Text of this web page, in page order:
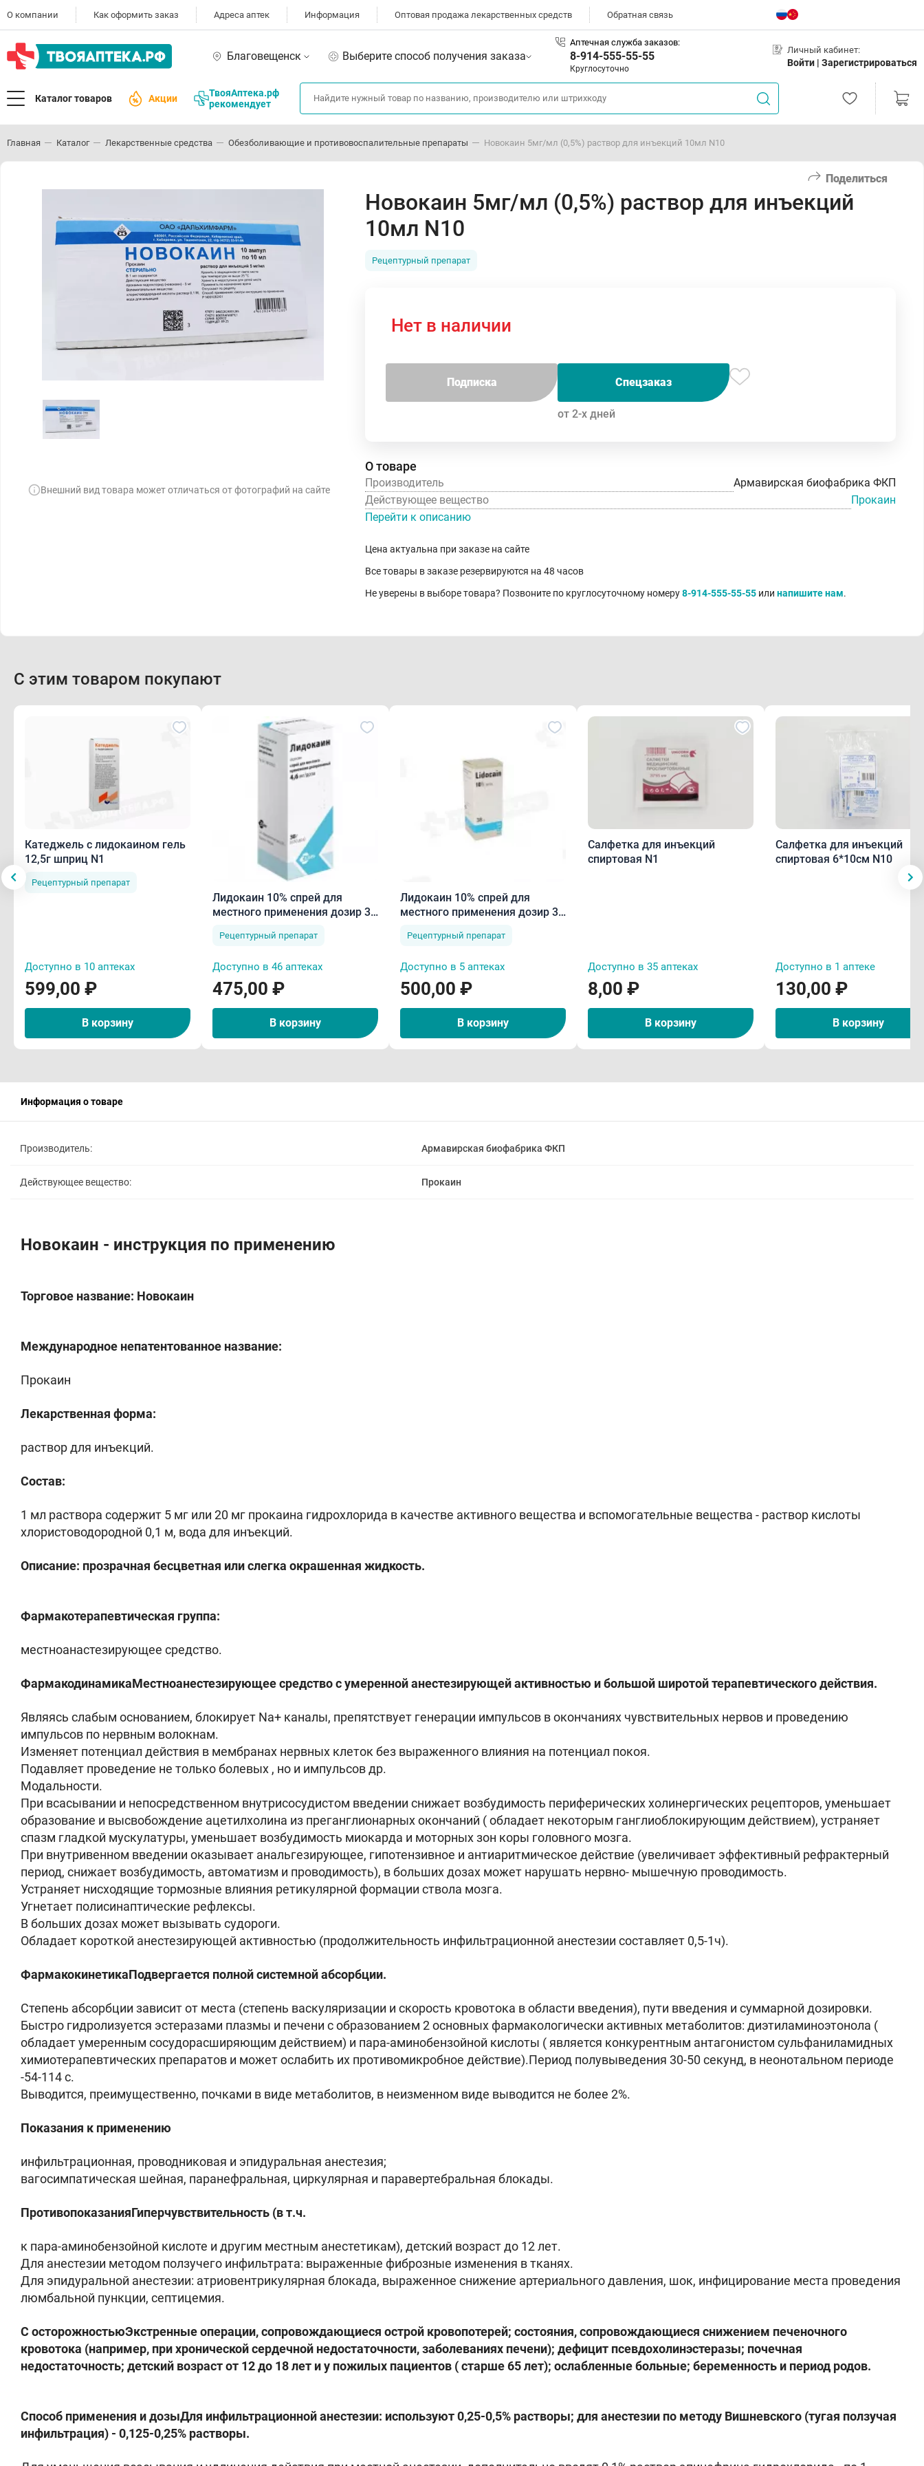
О компании Как оформить заказ Адреса аптек Информация Оптовая продажа лекарственных средств Обратная связь
Благовещенск Выберите способ получения заказа
Аптечная служба заказов:
8-914-555-55-55
Круглосуточно
Личный кабинет:
Войти | Зарегистрироваться
Каталог товаров Акции
ТвояАптека.рф
рекомендует
Главная Каталог Лекарственные средства Обезболивающие и противовоспалительные препараты Новокаин 5мг/мл (0,5%) раствор для инъекций 10мл N10
Поделиться
Внешний вид товара может отличаться от фотографий на сайте
Новокаин 5мг/мл (0,5%) раствор для инъекций
10мл N10
Рецептурный препарат
Нет в наличии
Подписка Спецзаказ
от 2-х дней
О товаре
Производитель
Армавирская биофабрика ФКП
Действующее вещество
Прокаин
Перейти к описанию
Цена актуальна при заказе на сайте
Все товары в заказе резервируются на 48 часов
Не уверены в выборе товара? Позвоните по круглосуточному номеру8-914-555-55-55 или напишите нам.
С этим товаром покупают
Катеджель с лидокаином гель
12,5г шприц N1
Рецептурный препарат
Доступно в 10 аптеках
599,00 ₽
В корзину
Лидокаин 10% спрей для
местного применения дозир 38
Рецептурный препарат
Доступно в 46 аптеках
475,00 ₽
В корзину
Лидокаин 10% спрей для
местного применения дозир 38
Рецептурный препарат
Доступно в 5 аптеках
500,00 ₽
В корзину
Салфетка для инъекций
спиртовая N1
Доступно в 35 аптеках
8,00 ₽
В корзину
Салфетка для инъекций
спиртовая 6*10см N10
Доступно в 1 аптеке
130,00 ₽
В корзину
Информация о товаре
Производитель: Армавирская биофабрика ФКП
Действующее вещество: Прокаин
Новокаин - инструкция по применению
Торговое название: Новокаин
Международное непатентованное название:
Прокаин
Лекарственная форма:
раствор для инъекций.
Состав:
1 мл раствора содержит 5 мг или 20 мг прокаина гидрохлорида в качестве активного вещества и вспомогательные вещества - раствор кислоты
хлористоводородной 0,1 м, вода для инъекций.
Описание: прозрачная бесцветная или слегка окрашенная жидкость.
Фармакотерапевтическая группа:
местноанастезирующее средство.
ФармакодинамикаМестноанестезирующее средство с умеренной анестезирующей активностью и большой широтой терапевтического действия.
Являясь слабым основанием, блокирует Na+ каналы, препятствует генерации импульсов в окончаниях чувствительных нервов и проведению
импульсов по нервным волокнам.
Изменяет потенциал действия в мембранах нервных клеток без выраженного влияния на потенциал покоя.
Подавляет проведение не только болевых , но и импульсов др.
Модальности.
При всасывании и непосредственном внутрисосудистом введении снижает возбудимость периферических холинергических рецепторов, уменьшает
образование и высвобождение ацетилхолина из преганглионарных окончаний ( обладает некоторым ганглиоблокирующим действием), устраняет
спазм гладкой мускулатуры, уменьшает возбудимость миокарда и моторных зон коры головного мозга.
При внутривенном введении оказывает анальгезирующее, гипотензивное и антиаритмическое действие (увеличивает эффективный рефрактерный
период, снижает возбудимость, автоматизм и проводимость), в больших дозах может нарушать нервно- мышечную проводимость.
Устраняет нисходящие тормозные влияния ретикулярной формации ствола мозга.
Угнетает полисинаптические рефлексы.
В больших дозах может вызывать судороги.
Обладает короткой анестезирующей активностью (продолжительность инфильтрационной анестезии составляет 0,5-1ч).
ФармакокинетикаПодвергается полной системной абсорбции.
Степень абсорбции зависит от места (степень васкуляризации и скорость кровотока в области введения), пути введения и суммарной дозировки.
Быстро гидролизуется эстеразами плазмы и печени с образованием 2 основных фармакологически активных метаболитов: диэтиламиноэтонола (
обладает умеренным сосудорасширяющим действием) и пара-аминобензойной кислоты ( является конкурентным антагонистом сульфаниламидных
химиотерапевтических препаратов и может ослабить их противомикробное действие).Период полувыведения 30-50 секунд, в неонотальном периоде
-54-114 с.
Выводится, преимущественно, почками в виде метаболитов, в неизменном виде выводится не более 2%.
Показания к применению
инфильтрационная, проводниковая и эпидуральная анестезия;
вагосимпатическая шейная, паранефральная, циркулярная и паравертебральная блокады.
ПротивопоказанияГиперчувствительность (в т.ч.
к пара-аминобензойной кислоте и другим местным анестетикам), детский возраст до 12 лет.
Для анестезии методом ползучего инфильтрата: выраженные фиброзные изменения в тканях.
Для эпидуральной анестезии: атриовентрикулярная блокада, выраженное снижение артериального давления, шок, инфицирование места проведения
люмбальной пункции, септицемия.
С осторожностьюЭкстренные операции, сопровождающиеся острой кровопотерей; состояния, сопровождающиеся снижением печеночного
кровотока (например, при хронической сердечной недостаточности, заболеваниях печени); дефицит псевдохолинэстеразы; почечная
недостаточность; детский возраст от 12 до 18 лет и у пожилых пациентов ( старше 65 лет); ослабленные больные; беременность и период родов.
Способ применения и дозыДля инфильтрационной анестезии: используют 0,25-0,5% растворы; для анестезии по методу Вишневского (тугая ползучая
инфильтрация) - 0,125-0,25% растворы.